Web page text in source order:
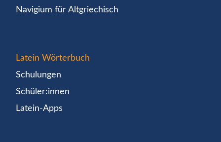
Navigium für Altgriechisch
Latein Wörterbuch
Schulungen
Schüler:innen
Latein-Apps